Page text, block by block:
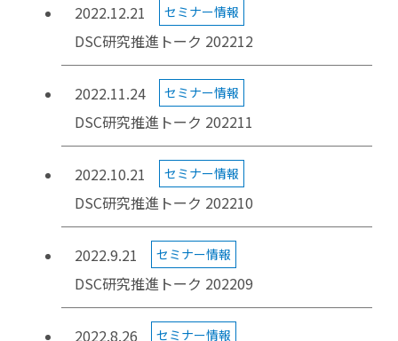
2022.12.21 セミナー情報
DSC研究推進トーク 202212
2022.11.24 セミナー情報
DSC研究推進トーク 202211
2022.10.21 セミナー情報
DSC研究推進トーク 202210
2022.9.21 セミナー情報
DSC研究推進トーク 202209
2022.8.26 セミナー情報